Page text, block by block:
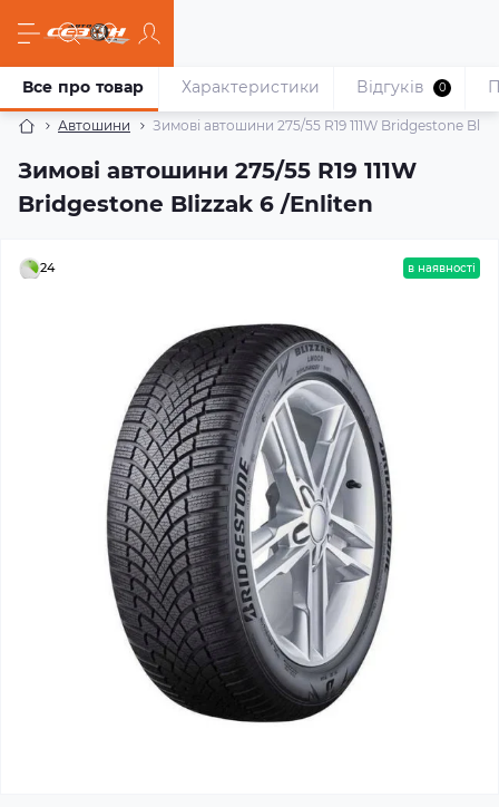
Автошини Зимові автошини 275/55 R19 111W Bridgestone
Зимові автошини 275/55 R19 111W
Bridgestone Blizzak 6 /Enliten
Все про товар Характеристики Відгуків 0
24 в наявності